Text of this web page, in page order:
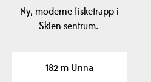
Ny, moderne fisketrapp i
Skien sentrum.
182 m Unna